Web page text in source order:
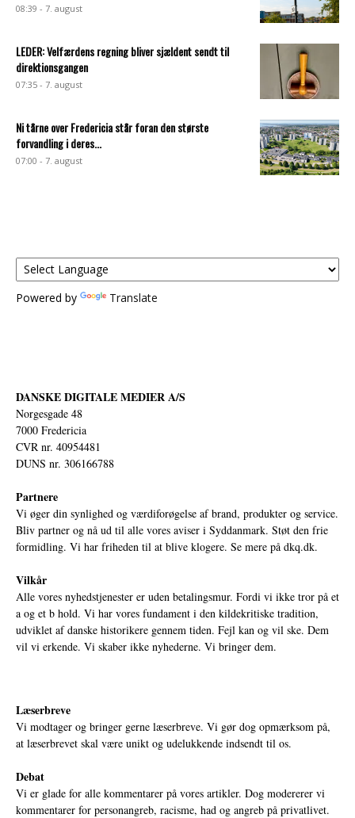
08:39 - 7. august
LEDER: Velfærdens regning bliver sjældent sendt til
direktionsgangen
07:35 - 7. august
Ni tårne over Fredericia står foran den største
forvandling i deres...
07:00 - 7. august
Powered by Translate
DANSKE DIGITALE MEDIER A/S
Norgesgade 48
7000 Fredericia
CVR nr. 40954481
DUNS nr. 306166788
Partnere
Vi øger din synlighed og værdiforøgelse af brand, produkter og service.
Bliv partner og nå ud til alle vores aviser i Syddanmark. Støt den frie
formidling. Vi har friheden til at blive klogere. Se mere på dkq.dk.
Vilkår
Alle vores nyhedstjenester er uden betalingsmur. Fordi vi ikke tror på et
a og et b hold. Vi har vores fundament i den kildekritiske tradition,
udviklet af danske historikere gennem tiden. Fejl kan og vil ske. Dem
vil vi erkende. Vi skaber ikke nyhederne. Vi bringer dem.
Læserbreve
Vi modtager og bringer gerne læserbreve. Vi gør dog opmærksom på,
at læserbrevet skal være unikt og udelukkende indsendt til os.
Debat
Vi er glade for alle kommentarer på vores artikler. Dog modererer vi
kommentarer for personangreb, racisme, had og angreb på privatlivet.